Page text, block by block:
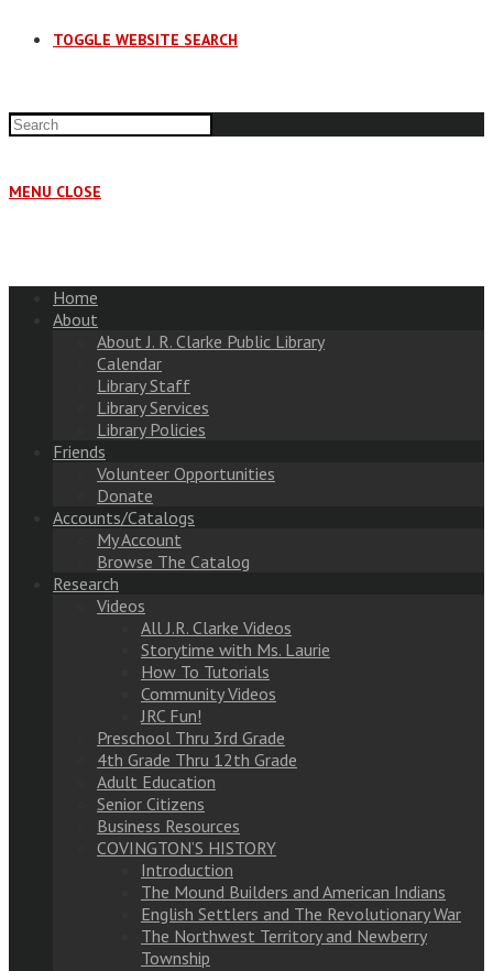
TOGGLE WEBSITE SEARCH
MENU CLOSE
Home
About
About J. R. Clarke Public Library
Calendar
Library Staff
Library Services
Library Policies
Friends
Volunteer Opportunities
Donate
Accounts/Catalogs
My Account
Browse The Catalog
Research
Videos
All J.R. Clarke Videos
Storytime with Ms. Laurie
How To Tutorials
Community Videos
JRC Fun!
Preschool Thru 3rd Grade
4th Grade Thru 12th Grade
Adult Education
Senior Citizens
Business Resources
COVINGTON’S HISTORY
Introduction
The Mound Builders and American Indians
English Settlers and The Revolutionary War
The Northwest Territory and Newberry
Township